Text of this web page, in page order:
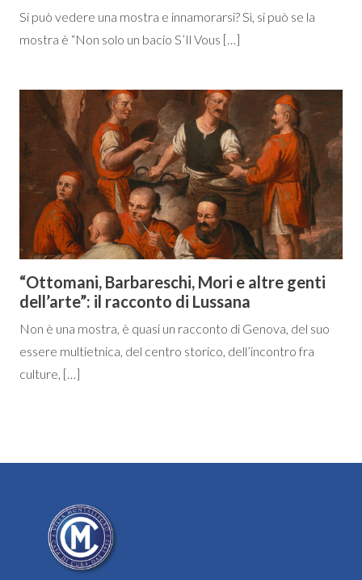
Si può vedere una mostra e innamorarsi? Sì, si può se la
mostra è “Non solo un bacio S’Il Vous […]
“Ottomani, Barbareschi, Mori e altre genti
dell’arte”: il racconto di Lussana
Non è una mostra, è quasi un racconto di Genova, del suo
essere multietnica, del centro storico, dell’incontro fra
culture, […]